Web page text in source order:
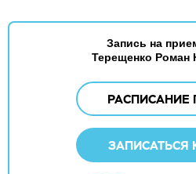
Запись на
Терещенко Роман
РАСПИСАНИЕ
ЗАПИСАТЬСЯ